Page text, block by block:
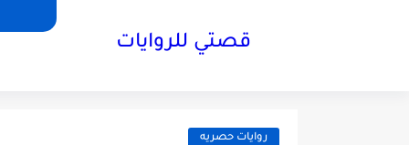
قصتي للروايات
روايات حصريه